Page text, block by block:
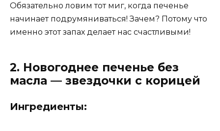
Обязательно ловим тот миг, когда печенье
начинает подрумяниваться! Зачем? Потому что
именно этот запах делает нас счастливыми!
2. Новогоднее печенье без
масла — звездочки с корицей
Ингредиенты: